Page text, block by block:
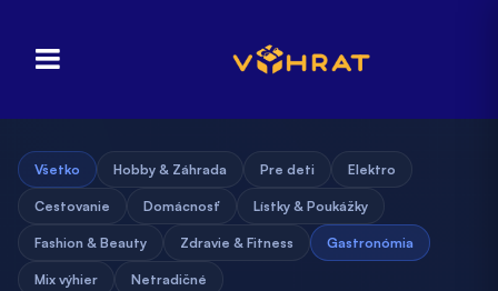
Všetko Hobby & Záhrada Pre deti Elektro
Cestovanie Domácnosť Lístky & Poukážky
Fashion & Beauty Zdravie & Fitness Gastronómia
Mix výhier Netradičné